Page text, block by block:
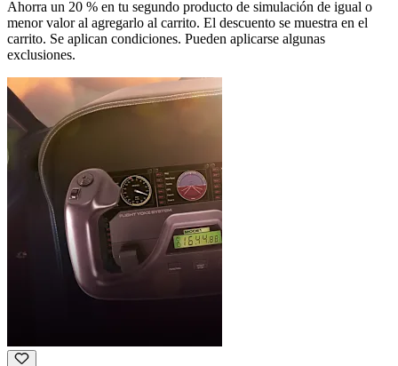
Ahorra un 20 % en tu segundo producto de simulación de igual o
menor valor al agregarlo al carrito. El descuento se muestra en el
carrito. Se aplican condiciones. Pueden aplicarse algunas
exclusiones.